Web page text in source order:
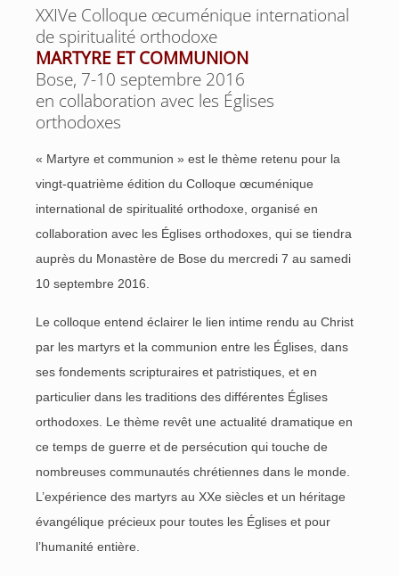
XXIVe Colloque œcuménique international
de spiritualité orthodoxe
MARTYRE ET COMMUNION
Bose, 7-10 septembre 2016
en collaboration avec les Églises
orthodoxes
« Martyre et communion » est le thème retenu pour la
vingt-quatrième édition du Colloque œcuménique
international de spiritualité orthodoxe, organisé en
collaboration avec les Églises orthodoxes, qui se tiendra
auprès du Monastère de Bose du mercredi 7 au samedi
10 septembre 2016.
Le colloque entend éclairer le lien intime rendu au Christ
par les martyrs et la communion entre les Églises, dans
ses fondements scripturaires et patristiques, et en
particulier dans les traditions des différentes Églises
orthodoxes. Le thème revêt une actualité dramatique en
ce temps de guerre et de persécution qui touche de
nombreuses communautés chrétiennes dans le monde.
L’expérience des martyrs au XXe siècles et un héritage
évangélique précieux pour toutes les Églises et pour
l’humanité entière.